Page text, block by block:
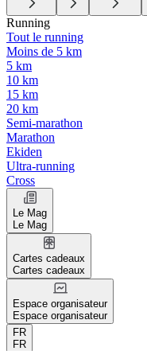
Running
Tout le running
Moins de 5 km
5 km
10 km
15 km
20 km
Semi-marathon
Marathon
Ekiden
Ultra-running
Cross
Le Mag
Le Mag
Cartes cadeaux
Cartes cadeaux
Espace organisateur
Espace organisateur
FR
FR